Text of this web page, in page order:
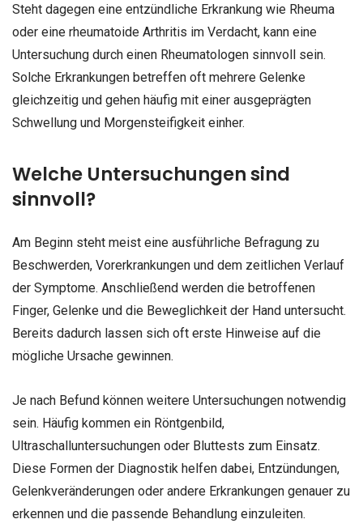
Steht dagegen eine entzündliche Erkrankung wie Rheuma
oder eine rheumatoide Arthritis im Verdacht, kann eine
Untersuchung durch einen Rheumatologen sinnvoll sein.
Solche Erkrankungen betreffen oft mehrere Gelenke
gleichzeitig und gehen häufig mit einer ausgeprägten
Schwellung und Morgensteifigkeit einher.
Welche Untersuchungen sind
sinnvoll?
Am Beginn steht meist eine ausführliche Befragung zu
Beschwerden, Vorerkrankungen und dem zeitlichen Verlauf
der Symptome. Anschließend werden die betroffenen
Finger, Gelenke und die Beweglichkeit der Hand untersucht.
Bereits dadurch lassen sich oft erste Hinweise auf die
mögliche Ursache gewinnen.
Je nach Befund können weitere Untersuchungen notwendig
sein. Häufig kommen ein Röntgenbild,
Ultraschalluntersuchungen oder Bluttests zum Einsatz.
Diese Formen der Diagnostik helfen dabei, Entzündungen,
Gelenkveränderungen oder andere Erkrankungen genauer zu
erkennen und die passende Behandlung einzuleiten.